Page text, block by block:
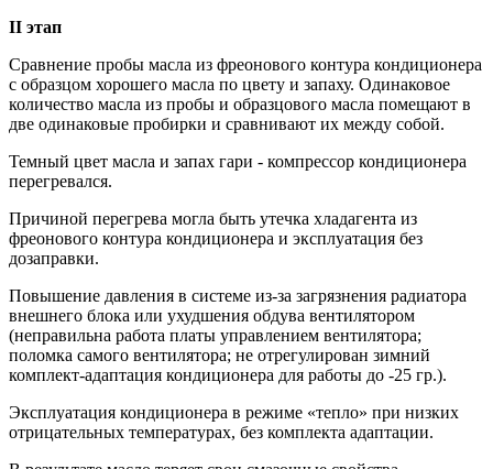
II этап
Cравнение пробы масла из фреонового контура кондиционера
с образцом хорошего масла по цвету и запаху. Одинаковое
количество масла из пробы и образцового масла помещают в
две одинаковые пробирки и сравнивают их между собой.
Темный цвет масла и запах гари - компрессор кондиционера
перегревался.
Причиной перегрева могла быть утечка хладагента из
фреонового контура кондиционера и эксплуатация без
дозаправки.
Повышение давления в системе из-за загрязнения радиатора
внешнего блока или ухудшения обдува вентилятором
(неправильна работа платы управлением вентилятора;
поломка самого вентилятора; не отрегулирован зимний
комплект-адаптация кондиционера для работы до -25 гр.).
Эксплуатация кондиционера в режиме «тепло» при низких
отрицательных температурах, без комплекта адаптации.